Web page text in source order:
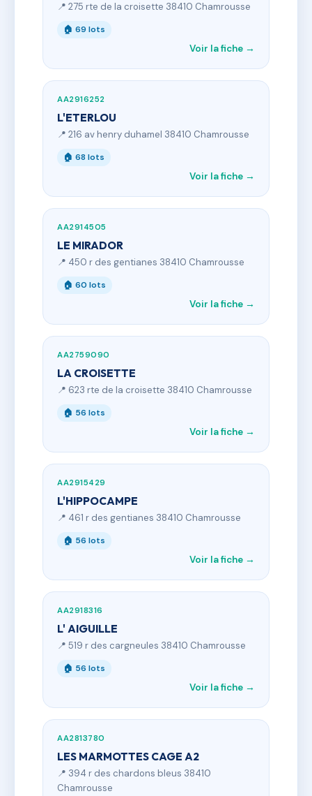
📍 275 rte de la croisette 38410 Chamrousse
🏠 69 lots
Voir la fiche →
AA2916252
L'ETERLOU
📍 216 av henry duhamel 38410 Chamrousse
🏠 68 lots
Voir la fiche →
AA2914505
LE MIRADOR
📍 450 r des gentianes 38410 Chamrousse
🏠 60 lots
Voir la fiche →
AA2759090
LA CROISETTE
📍 623 rte de la croisette 38410 Chamrousse
🏠 56 lots
Voir la fiche →
AA2915429
L'HIPPOCAMPE
📍 461 r des gentianes 38410 Chamrousse
🏠 56 lots
Voir la fiche →
AA2918316
L' AIGUILLE
📍 519 r des cargneules 38410 Chamrousse
🏠 56 lots
Voir la fiche →
AA2813780
LES MARMOTTES CAGE A2
📍 394 r des chardons bleus 38410
Chamrousse